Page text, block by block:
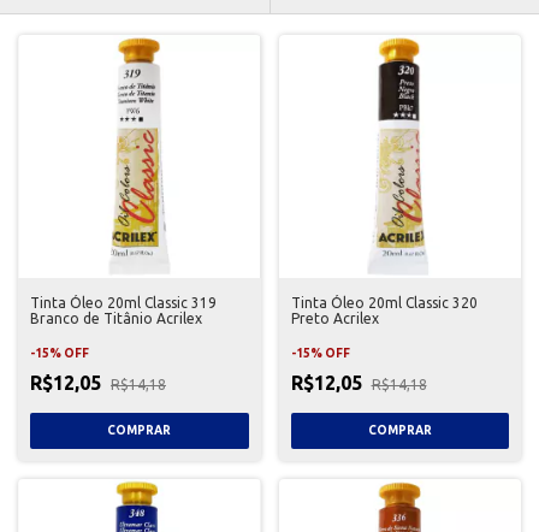
Tinta Óleo 20ml Classic 319
Branco de Titânio Acrilex
-15% OFF
R$12,05 R$14,18
Tinta Óleo 20ml Classic 320
Preto Acrilex
-15% OFF
R$12,05 R$14,18